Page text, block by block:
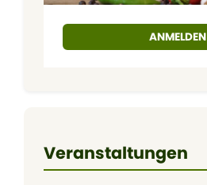
ANMELDEN
Veranstaltungen